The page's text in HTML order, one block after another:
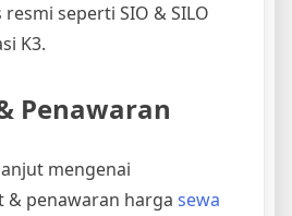
seperti SIO & SILO
K3.
Penawaran
mengenai
& penawaran harga sewa